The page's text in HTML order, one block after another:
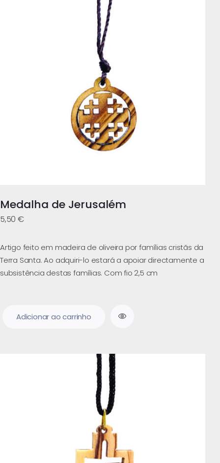
Medalha de Jerusalém
5,50 €
Artigo feito em madeira de oliveira por famílias cristãs da
Terra Santa. Ao adquiri-lo estará a apoiar directamente a
subsistência destas famílias. Com fio 2,5 cm
Adicionar ao carrinho